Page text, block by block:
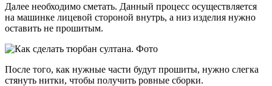
Далее необходимо сметать. Данный процесс осуществляется
на машинке лицевой стороной внутрь, а низ изделия нужно
оставить не прошитым.
После того, как нужные части будут прошиты, нужно слегка
стянуть нитки, чтобы получить ровные сборки.